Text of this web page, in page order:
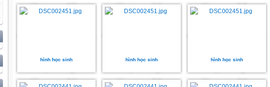
hình học sinh hình học sinh hình học sinh